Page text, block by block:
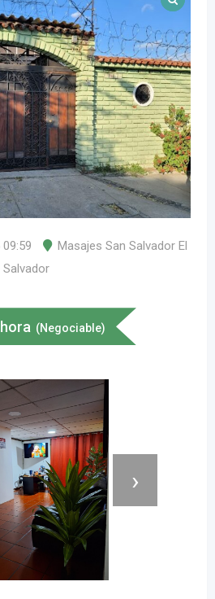
Masajes San Salvador El
Salvador
(Negociable)
›